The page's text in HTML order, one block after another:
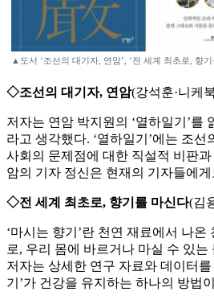
▲도서 ‘조선의 대기자, 연암’, ‘전 세계 최초로, 향
◇조선의 대기자, 연암(강석훈·니케
저자는 연암 박지원의 ‘열하일기’를
라고 생각했다. ‘열하일기’에는 조선
사회의 문제점에 대한 직설적 비판
암의 기자 정신은 현재의 기자들에
◇전 세계 최초로, 향기를 마신다(김
‘마시는 향기’란 천연 재료에서 나온
로, 우리 몸에 바르거나 마실 수 있는
저자는 상세한 연구 자료와 데이터
기’가 건강을 유지하는 하나의 방법